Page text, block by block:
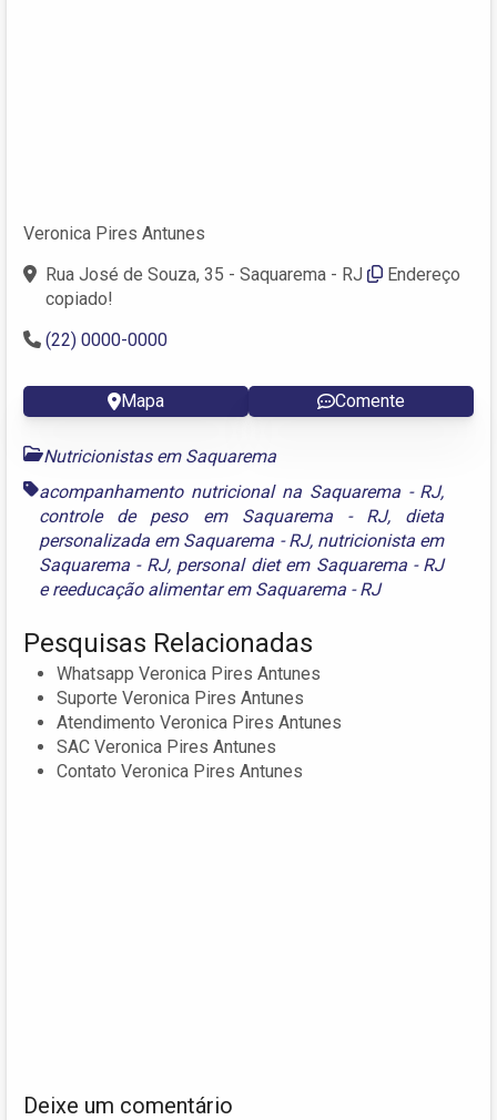
Veronica Pires Antunes
Rua José de Souza, 35 - Saquarema - RJ
Endereço
copiado!
(22) 0000-0000
Mapa Comente
Nutricionistas em Saquarema
acompanhamento nutricional na Saquarema - RJ,
controle de peso em Saquarema - RJ, dieta
personalizada em Saquarema - RJ, nutricionista em
Saquarema - RJ, personal diet em Saquarema - RJ
ereeducação alimentar em Saquarema - RJ
Pesquisas Relacionadas
Whatsapp Veronica Pires Antunes
Suporte Veronica Pires Antunes
Atendimento Veronica Pires Antunes
SAC Veronica Pires Antunes
Contato Veronica Pires Antunes
Deixe um comentário